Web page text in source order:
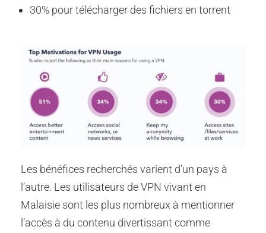
30% pour télécharger des fichiers en torrent
Les bénéfices recherchés varient d’un pays à
l’autre. Les utilisateurs de VPN vivant en
Malaisie sont les plus nombreux à mentionner
l’accès à du contenu divertissant comme